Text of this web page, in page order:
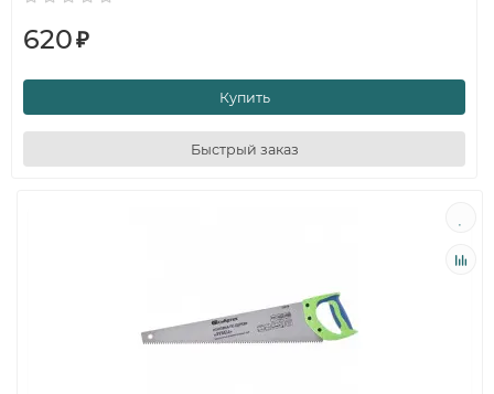
620₽
Купить
Быстрый заказ